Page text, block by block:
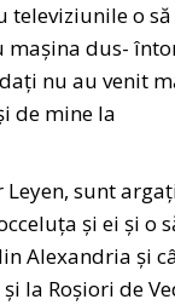
televiziunile o să
mașina dus-
nu au venit
de mine la
Leyen, sunt
și ei și o
Alexandria și
la Roșiori de